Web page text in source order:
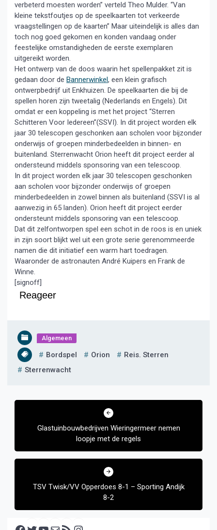
verbeterd moesten worden” verteld Theo Mulder. “Van
kleine tekstfoutjes op de speelkaarten tot verkeerde
vraagstellingen op de kaarten” Maar uiteindelijk is alles dan
toch nog goed gekomen en konden vandaag onder
feestelijke omstandigheden de eerste exemplaren
uitgereikt worden.
Het ontwerp van de doos waarin het spellenpakket zit is
gedaan door de Bannerwinkel, een klein grafisch
ontwerpbedrijf uit Enkhuizen. De speelkaarten die bij de
spellen horen zijn tweetalig (Nederlands en Engels). Dit
omdat er een koppeling is met het project “Sterren
Schitteren Voor Iedereen”(SSVI). In dit project worden elk
jaar 30 telescopen geschonken aan scholen voor bijzonder
onderwijs of groepen minderbedeelden in binnen- en
buitenland. Sterrenwacht Orion heeft dit project eerder al
ondersteund middels sponsoring van een telescoop.
In dit project worden elk jaar 30 telescopen geschonken
aan scholen voor bijzonder onderwijs of groepen
minderbedeelden in zowel binnen als buitenland (SSVI is al
aanwezig in 65 landen). Orion heeft dit project eerder
ondersteunt middels sponsoring van een telescoop.
Dat dit zelfontworpen spel een schot in de roos is en uniek
in zijn soort blijkt wel uit een grote serie gerenommeerde
namen die dit initiatief een warm hart toedragen.
Waaronder de astronauten André Kuipers en Frank de
Winne.
[signoff]
Reageer
Algemeen
Bordspel Orion
Reis. Sterren
Sterrenwacht
Bericht
Glastuinbouwbedrijven Wieringermeer nemen
loopje met de regels
TSV Twisk/VV Opperdoes 8-1 – Sporting Andijk
8-2
Facebook Twitter YouTube E-mail RSS feed